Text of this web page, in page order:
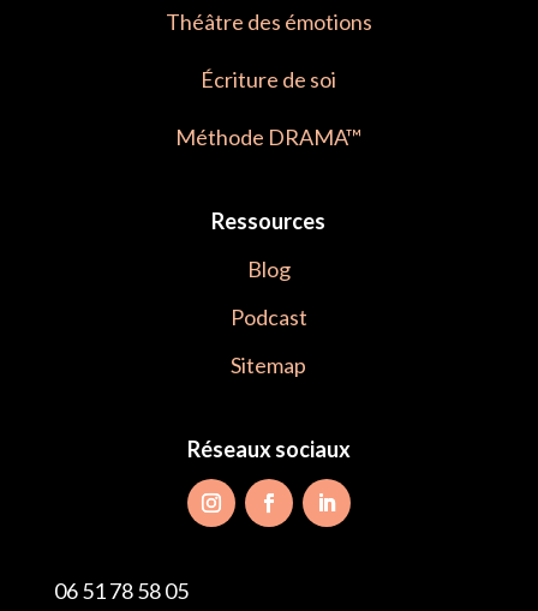
Théâtre des émotions
Écriture de soi
Méthode DRAMA™
Ressources
Blog
Podcast
Sitemap
Réseaux sociaux
06 51 78 58 05